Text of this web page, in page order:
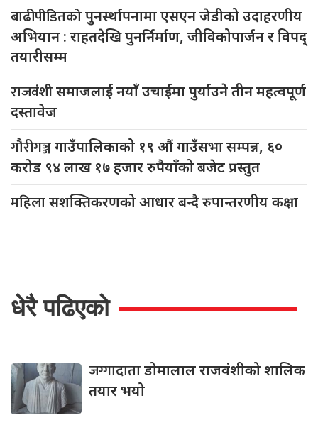
बाढीपीडितकोपुनर्स्थापनामा एसएन जेडीको उदाहरणीय
अभियान : राहतदेखि पुनर्निर्माण, जीविकोपार्जन र विपद्
तयारीसम्म
राजवंशीसमाजलाई नयाँ उचाईमा पुर्याउने तीन महत्वपूर्ण
दस्तावेज
गौरीगञ्जगाउँपालिकाको १९ औं गाउँसभा सम्पन्न, ६०
करोड ९४ लाख १७ हजार रुपैयाँको बजेट प्रस्तुत
महिलासशक्तिकरणको आधार बन्दै रुपान्तरणीय कक्षा
धेरै पढिएको
जग्गादाताडोमालाल राजवंशीको शालिक
तयार भयो